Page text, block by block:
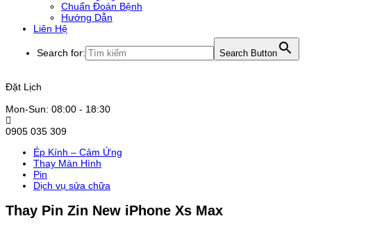
Chuẩn Đoán Bệnh
Hướng Dẫn
Liên Hệ
Search for: Search Button
Đặt Lịch
Mon-Sun: 08:00 - 18:30
0905 035 309
Ép Kính – Cảm Ứng
Thay Màn Hình
Pin
Dịch vụ sửa chữa
Thay Pin Zin New iPhone Xs Max